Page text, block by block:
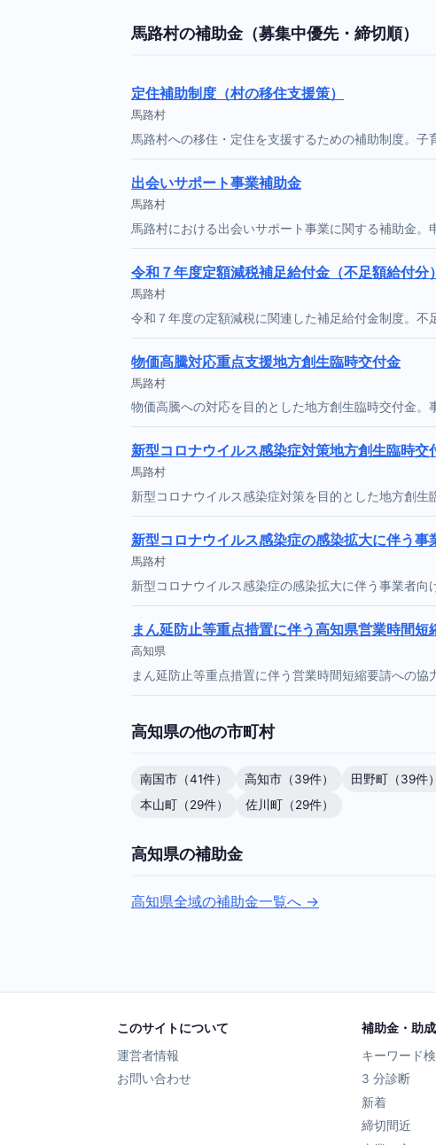
馬路村の補助金（募集中優先・締切順）
定住補助制度（村の移住支援策）
馬路村
馬路村への移住・定住を支援するための補助制度。子
出会いサポート事業補助金
馬路村
馬路村における出会いサポート事業に関する補助金。
令和７年度定額減税補足給付金（不足額給付分）
馬路村
令和７年度の定額減税に関連した補足給付金制度。不
物価高騰対応重点支援地方創生臨時交付金
馬路村
物価高騰への対応を目的とした地方創生臨時交付金。
新型コロナウイルス感染症対策地方創生臨時交
馬路村
新型コロナウイルス感染症対策を目的とした地方創生
新型コロナウイルス感染症の感染拡大に伴う事
馬路村
新型コロナウイルス感染症の感染拡大に伴う事業者向
まん延防止等重点措置に伴う高知県営業時間
高知県
まん延防止等重点措置に伴う営業時間短縮要請への協
高知県の他の市町村
南国市（41件） 高知市（39件） 田野町（39件）
本山町（29件）
佐川町（29件）
高知県の補助金
高知県全域の補助金一覧へ →
このサイトについて
運営者情報
お問い合わせ
補助金・助
キーワード
3 分診断
新着
締切間近